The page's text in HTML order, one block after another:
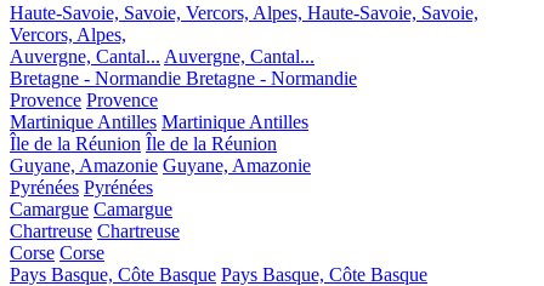
Haute-Savoie, Savoie, Vercors, Alpes, Haute-Savoie, Savoie,
Vercors, Alpes,
Auvergne, Cantal... Auvergne, Cantal...
Bretagne - Normandie Bretagne - Normandie
Provence Provence
Martinique Antilles Martinique Antilles
Île de la Réunion Île de la Réunion
Guyane, Amazonie Guyane, Amazonie
Pyrénées Pyrénées
Camargue Camargue
Chartreuse Chartreuse
Corse Corse
Pays Basque, Côte Basque Pays Basque, Côte Basque